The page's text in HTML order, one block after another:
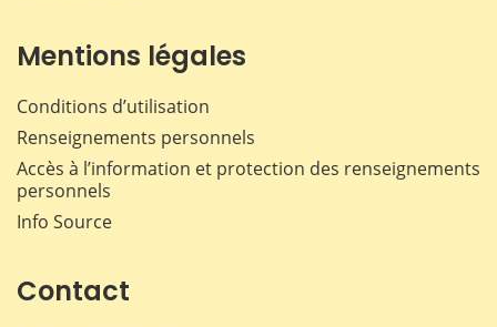
Mentions légales
Conditions d’utilisation
Renseignements personnels
Accès à l’information et protection des renseignements
personnels
Info Source
Contact